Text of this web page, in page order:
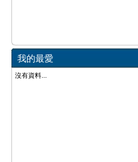
我的最愛
沒有資料...